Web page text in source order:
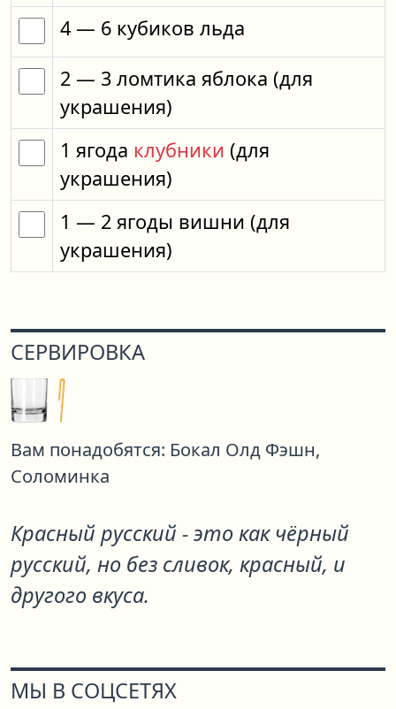
4 — 6 кубиков льда
2 — 3 ломтика яблока (для
украшения)
1 ягода клубники (для
украшения)
1 — 2 ягоды вишни (для
украшения)
СЕРВИРОВКА
Вам понадобятся: Бокал Олд Фэшн,
Соломинка
Красный русский - это как чёрный
русский, но без сливок, красный, и
другого вкуса.
МЫ В СОЦСЕТЯХ